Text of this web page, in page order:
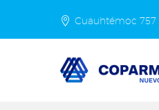
Cuauhtémoc 757